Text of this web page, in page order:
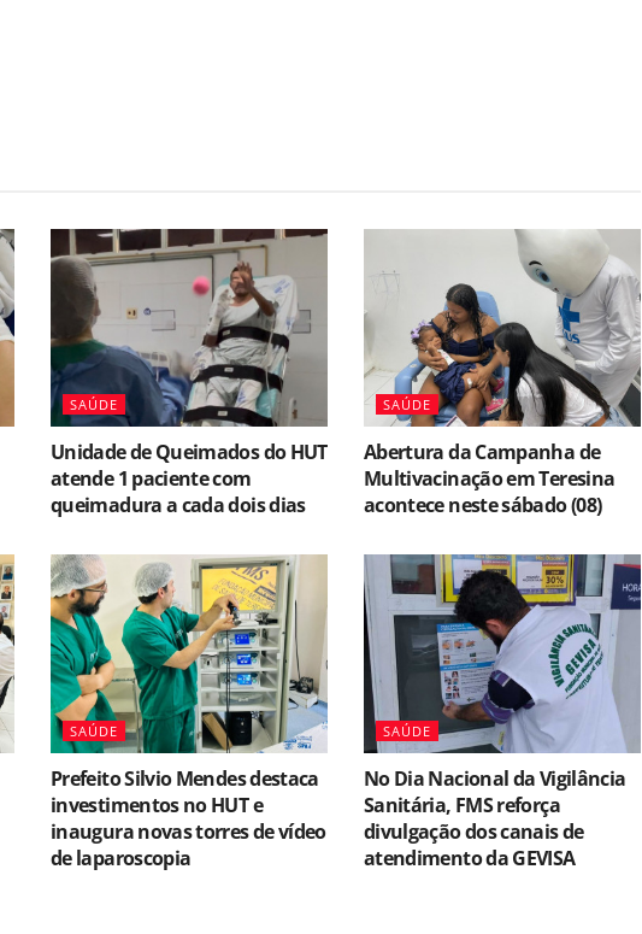
SAÚDE
Unidade de Queimados do HUT
atende 1 paciente com
queimadura a cada dois dias
SAÚDE
Abertura da Campanha de
Multivacinação em Teresina
acontece neste sábado (08)
SAÚDE
Prefeito Silvio Mendes destaca
investimentos no HUT e
inaugura novas torres de vídeo
de laparoscopia
SAÚDE
No Dia Nacional da Vigilância
Sanitária, FMS reforça
divulgação dos canais de
atendimento da GEVISA